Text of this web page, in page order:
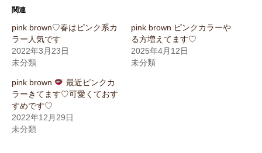
関連
pink brown♡春はピンク系カ
ラー人気です
2022年3月23日
未分類
pink brown ピンクカラーや
る方増えてます♡
2025年4月12日
未分類
pink brown
最近ピンクカ
ラーきてます♡可愛くておす
すめです♡
2022年12月29日
未分類